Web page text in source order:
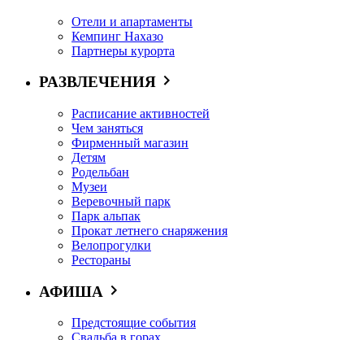
Отели и апартаменты
Кемпинг Нахазо
Партнеры курорта
РАЗВЛЕЧЕНИЯ
Расписание активностей
Чем заняться
Фирменный магазин
Детям
Родельбан
Музеи
Веревочный парк
Парк альпак
Прокат летнего снаряжения
Велопрогулки
Рестораны
АФИША
Предстоящие события